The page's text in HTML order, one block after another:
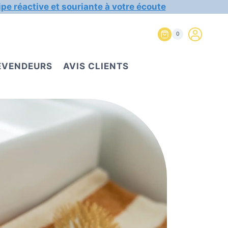
réactive et souriante à votre écoute
0
AVIS CLIENTS